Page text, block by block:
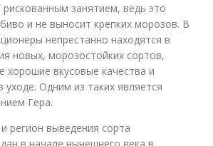
занятием, ведь это
и не выносит крепких морозов. В
непрестанно находятся в
новых, морозостойких сортов,
хорошие вкусовые качества и
уходе. Одним из таких является
Гера.
регион выведения сорта